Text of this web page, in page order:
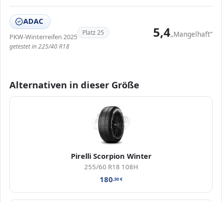
ADAC
PKW-Winterreifen 2025
getestet in 225/40 R18
Platz 25 5,4„Mangelhaft“
Alternativen in dieser Größe
Pirelli Scorpion Winter
255/60 R18 108H
180,30€